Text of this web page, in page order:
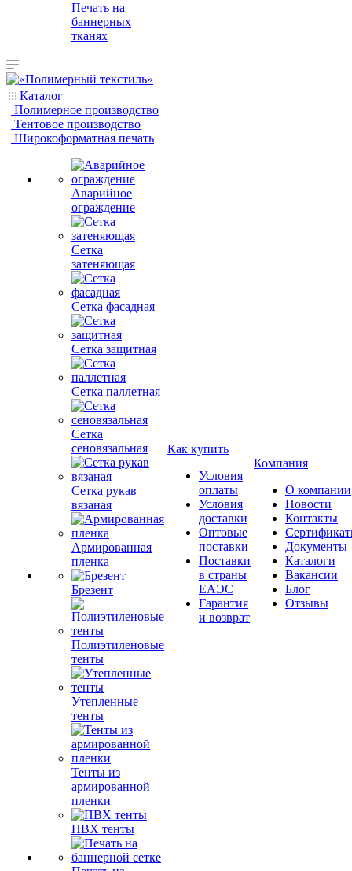
Печать на
баннерных
тканях
Каталог
Полимерное производство
Тентовое производство
Широкоформатная печать
Аварийное
ограждение
Сетка
затеняющая
Сетка фасадная
Сетка защитная
Сетка паллетная
Сетка
сеновязальная
Сетка рукав
вязаная
Армированная
пленка
Брезент
Полиэтиленовые
тенты
Утепленные
тенты
Тенты из
армированной
пленки
ПВХ тенты
Как купить
Условия
оплаты
Условия
доставки
Оптовые
поставки
Поставки
в страны
ЕАЭС
Гарантия
и возврат
Компания
О компании
Новости
Контакты
Документы
Каталоги
Вакансии
Блог
Отзывы